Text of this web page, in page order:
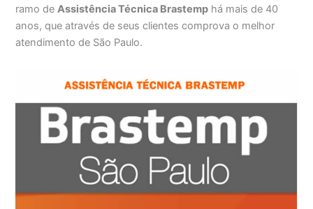
ramo deAssistência Técnica Brastemp há mais de 40
anos, que através de seus clientes comprova o melhor
atendimento de São Paulo.